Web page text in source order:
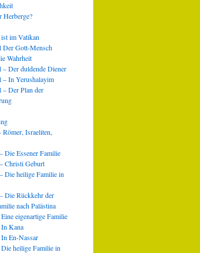
Herberge?
ist im Vatikan
Der Gott-Mensch
Wahrheit
– Der duldende Diener
– In Yerushalayim
– Der Plan der
Römer, Israeliten,
Die Essener Familie
Christi Geburt
Die heilige Familie in
Die Rückkehr der
nach Palästina
eigenartige Familie
Kana
En-Nassar
heilige Familie in